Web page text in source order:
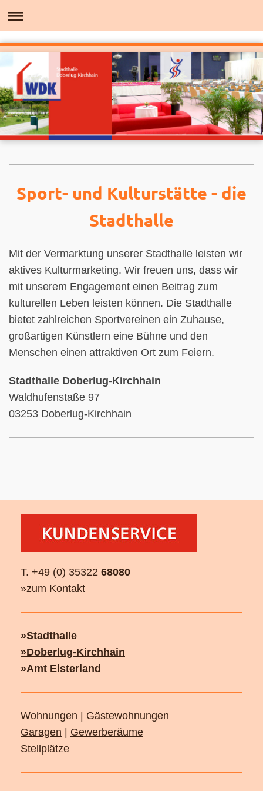
Sport- und Kulturstätte - die
Stadthalle
Mit der Vermarktung unserer Stadthalle leisten wir
aktives Kulturmarketing. Wir freuen uns, dass wir
mit unserem Engagement einen Beitrag zum
kulturellen Leben leisten können. Die Stadthalle
bietet zahlreichen Sportvereinen ein Zuhause,
großartigen Künstlern eine Bühne und den
Menschen einen attraktiven Ort zum Feiern.
Stadthalle Doberlug-Kirchhain
Waldhufenstaße 97
03253 Doberlug-Kirchhain
T. +49 (0) 35322 68080
»zum Kontakt
»Stadthalle
»Doberlug-Kirchhain
»Amt Elsterland
Wohnungen | Gästewohnungen
Garagen | Gewerberäume
Stellplätze